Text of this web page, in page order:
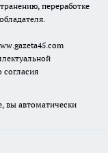
переработке
согласия
вы автоматически